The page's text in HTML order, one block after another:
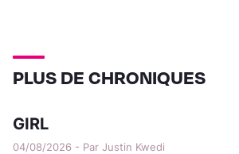
PLUS DE CHRONIQUES
GIRL
04/08/2026 - Par Justin Kwedi